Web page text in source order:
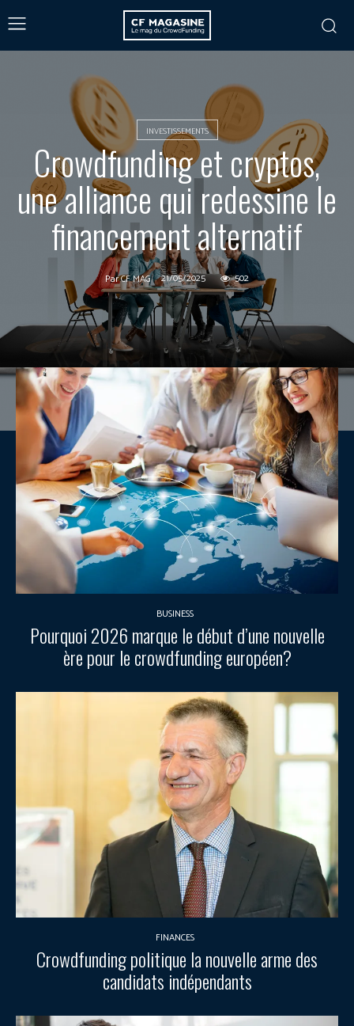
INVESTISSEMENTS
Crowdfunding et cryptos,
une alliance qui redessine le
financement alternatif
ParCF MAG 21/05/2025 502
BUSINESS
Pourquoi 2026 marque le début d’une nouvelle
ère pour le crowdfunding européen?
FINANCES
Crowdfunding politique la nouvelle arme des
candidats indépendants